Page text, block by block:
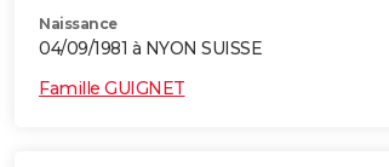
Naissance
04/09/1981 à NYON SUISSE
Famille GUIGNET